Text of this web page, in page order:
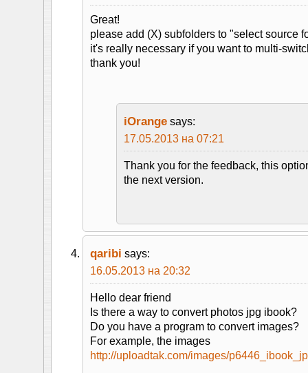
Great!
please add (X) subfolders to "select source
it's really necessary if you want to multi-
thank you!
iOrange says:
17.05.2013 на 07:21
Thank you for the feedback, this
the next version.
qaribi says:
16.05.2013 на 20:32
Hello dear friend
Is there a way to convert photos jpg ibook?
Do you have a program to convert images?
For example, the images
http://uploadtak.com/images/